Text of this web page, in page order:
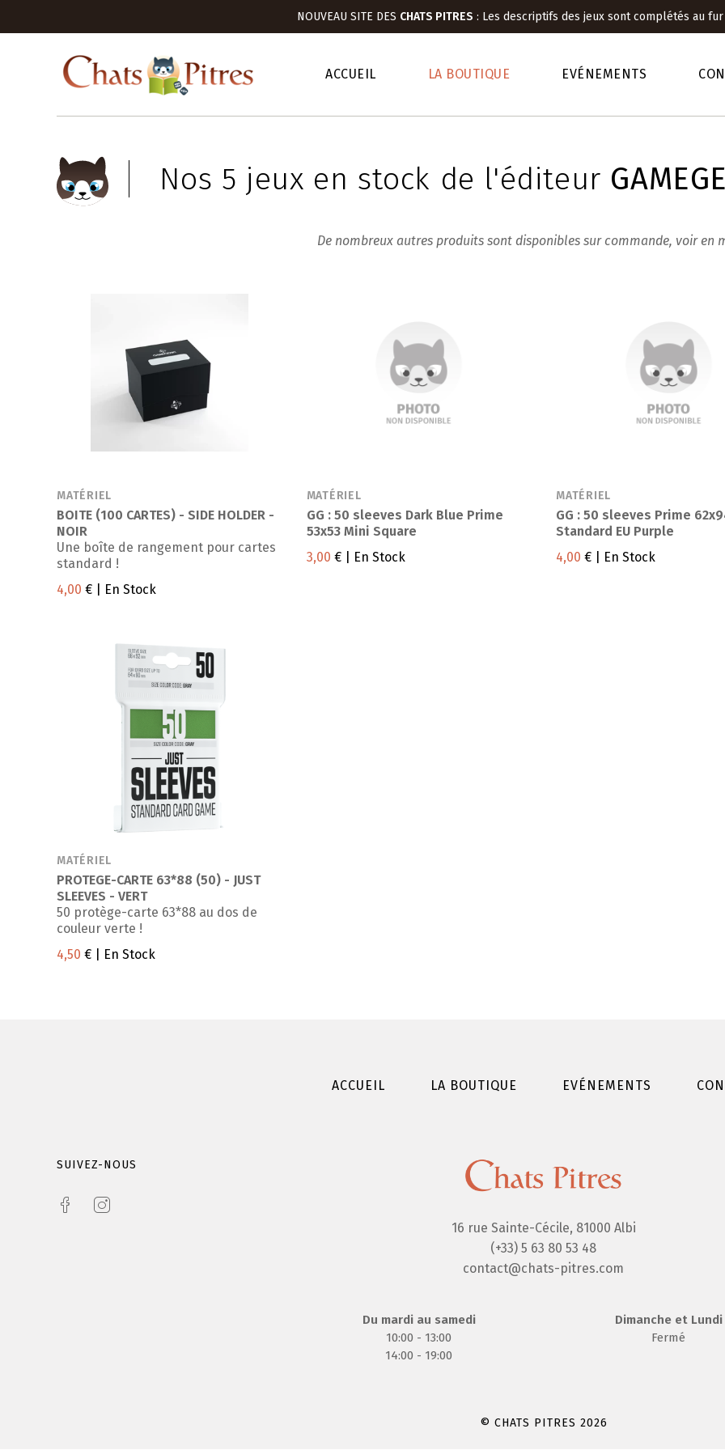
NOUVEAU SITE DES CHATS PITRES : Les descriptifs des jeux sont complétés au
ACCUEIL LA BOUTIQUE EVÉNEMENTS
Nos 5 jeux en stock de l'éditeur
De nombreux autres produits sont disponibles sur commande, voir en
MATÉRIEL
BOITE (100 CARTES) - SIDE HOLDER -
NOIR
Une boîte de rangement pour cartes
standard !
4,00 € | En Stock
MATÉRIEL
GG : 50 sleeves Dark Blue Prime
53x53 Mini Square
3,00 € | En Stock
MATÉRIEL
GG : 50 sleeves Prime
Standard EU Purple
4,00 € | En Stock
MATÉRIEL
PROTEGE-CARTE 63*88 (50) - JUST
SLEEVES - VERT
50 protège-carte 63*88 au dos de
couleur verte !
4,50 € | En Stock
ACCUEIL LA BOUTIQUE EVÉNEMENTS
SUIVEZ-NOUS
16 rue Sainte-Cécile, 81000 Albi
(+33) 5 63 80 53 48
contact@chats-pitres.com
Du mardi au samedi
10:00 - 13:00
14:00 - 19:00
Dimanche et Lundi
Fermé
© CHATS PITRES 2026